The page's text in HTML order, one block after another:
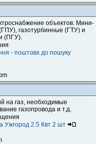
объектов. Мини-
газотурбинные (ГТУ) и
(ПГУ).
- поштовх до пошуку
на газ, необходимые
газопровода и т.д.
Ужгород 2.5 Квт 2 шт